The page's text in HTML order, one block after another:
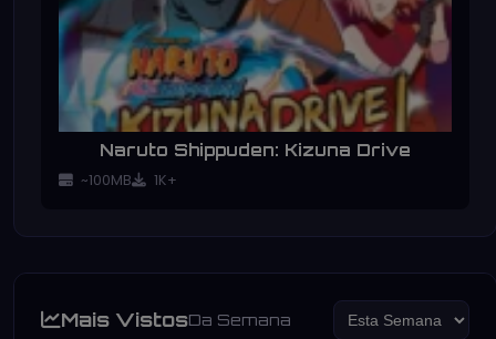
Naruto Shippuden: Kizuna Drive
~100MB 1K+
Mais VistosDa Semana